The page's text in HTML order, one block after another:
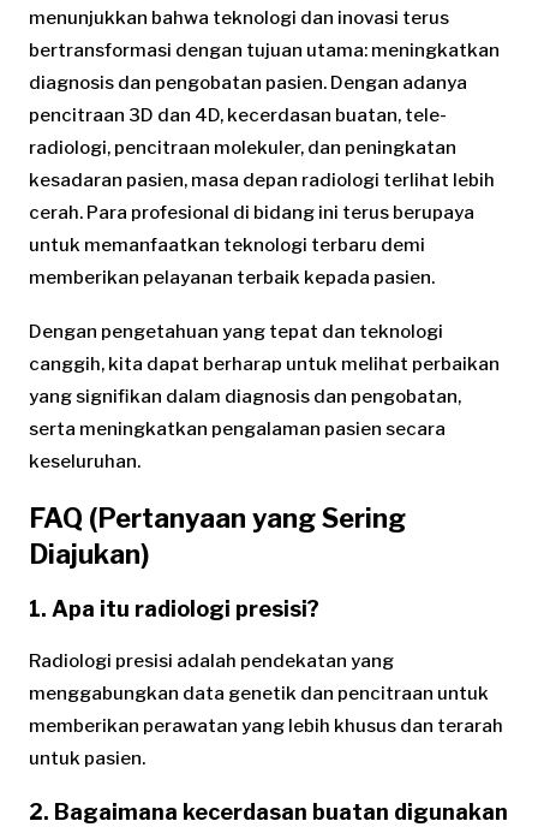
menunjukkan bahwa teknologi dan inovasi terus
bertransformasi dengan tujuan utama: meningkatkan
diagnosis dan pengobatan pasien. Dengan adanya
pencitraan 3D dan 4D, kecerdasan buatan, tele-
radiologi, pencitraan molekuler, dan peningkatan
kesadaran pasien, masa depan radiologi terlihat lebih
cerah. Para profesional di bidang ini terus berupaya
untuk memanfaatkan teknologi terbaru demi
memberikan pelayanan terbaik kepada pasien.
Dengan pengetahuan yang tepat dan teknologi
canggih, kita dapat berharap untuk melihat perbaikan
yang signifikan dalam diagnosis dan pengobatan,
serta meningkatkan pengalaman pasien secara
keseluruhan.
FAQ (Pertanyaan yang Sering
Diajukan)
1. Apa itu radiologi presisi?
Radiologi presisi adalah pendekatan yang
menggabungkan data genetik dan pencitraan untuk
memberikan perawatan yang lebih khusus dan terarah
untuk pasien.
2. Bagaimana kecerdasan buatan digunakan